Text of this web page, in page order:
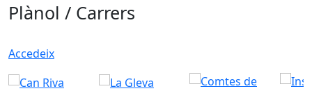
Plànol / Carrers
Accedeix